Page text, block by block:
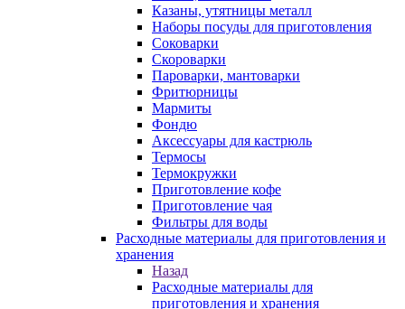
Казаны, утятницы металл
Наборы посуды для приготовления
Соковарки
Скороварки
Пароварки, мантоварки
Фритюрницы
Мармиты
Фондю
Аксессуары для кастрюль
Термосы
Термокружки
Приготовление кофе
Приготовление чая
Фильтры для воды
Расходные материалы для приготовления и
хранения
Назад
Расходные материалы для
приготовления и хранения